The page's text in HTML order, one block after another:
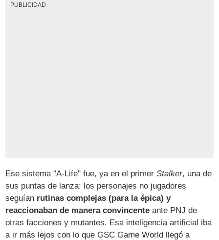
PUBLICIDAD
Ese sistema "A-Life" fue, ya en el primerStalker, una de
sus puntas de lanza: los personajes no jugadores
seguían rutinas complejas (para la épica) y
reaccionaban de manera convincente ante PNJ de
otras facciones y mutantes. Esa inteligencia artificial iba
a ir más lejos con lo que GSC Game World llegó a